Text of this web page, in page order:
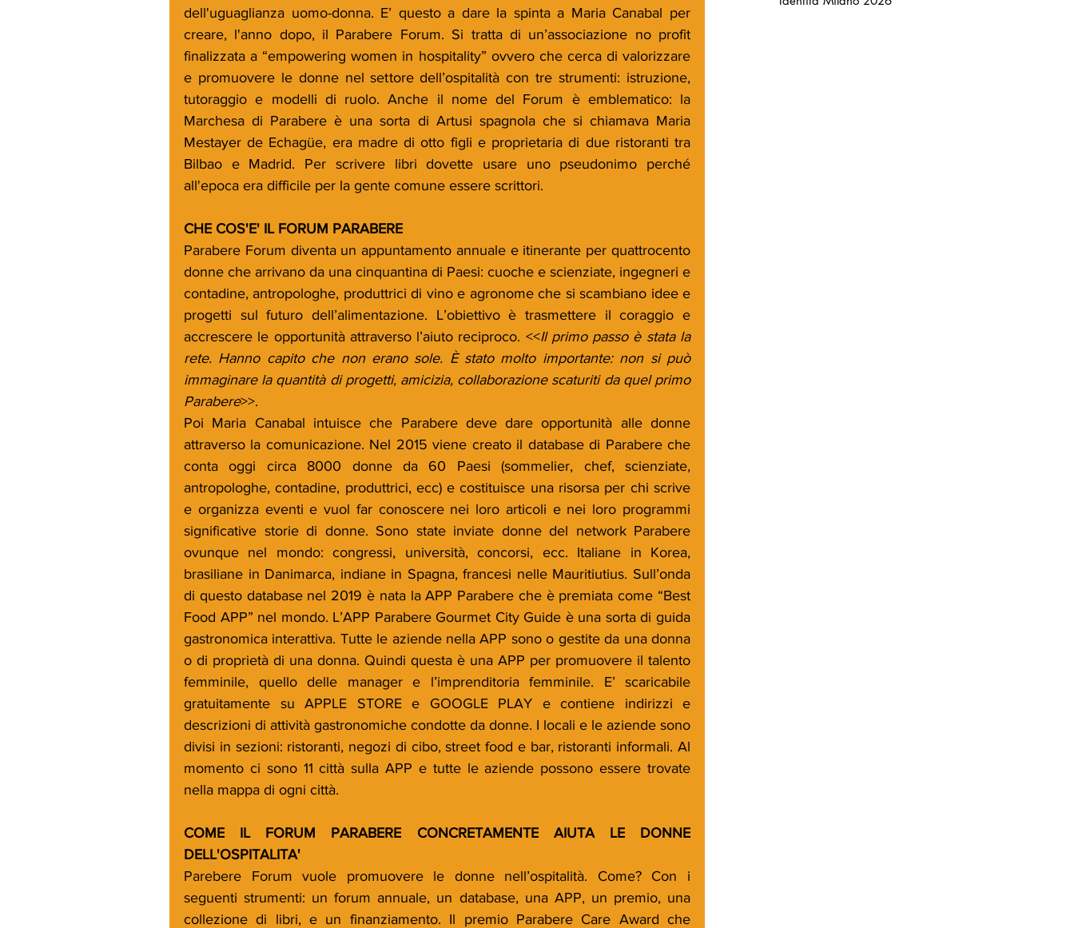
dell'uguaglianza uomo-donna. E’ questo a dare la spinta a Maria Canabal per
creare, l'anno dopo, il Parabere Forum. Si tratta di un’associazione no profit
finalizzata a “empowering women in hospitality” ovvero che cerca di valorizzare
e promuovere le donne nel settore dell’ospitalità con tre strumenti: istruzione,
tutoraggio e modelli di ruolo. Anche il nome del Forum è emblematico: la
Marchesa di Parabere è una sorta di Artusi spagnola che si chiamava Maria
Mestayer de Echagüe, era madre di otto figli e proprietaria di due ristoranti tra
Bilbao e Madrid. Per scrivere libri dovette usare uno pseudonimo perché
all'epoca era difficile per la gente comune essere scrittori.
CHE COS'E' IL FORUM PARABERE
Parabere Forum diventa un appuntamento annuale e itinerante per quattrocento
donne che arrivano da una cinquantina di Paesi: cuoche e scienziate, ingegneri e
contadine, antropologhe, produttrici di vino e agronome che si scambiano idee e
progetti sul futuro dell’alimentazione. L’obiettivo è trasmettere il coraggio e
accrescere le opportunità attraverso l’aiuto reciproco. <<Il primo passo è stata la
rete. Hanno capito che non erano sole. È stato molto importante: non si può
immaginare la quantità di progetti, amicizia, collaborazione scaturiti da quel primo
Parabere>>.
Poi Maria Canabal intuisce che Parabere deve dare opportunità alle donne
attraverso la comunicazione. Nel 2015 viene creato il database di Parabere che
conta oggi circa 8000 donne da 60 Paesi (sommelier, chef, scienziate,
antropologhe, contadine, produttrici, ecc) e costituisce una risorsa per chi scrive
e organizza eventi e vuol far conoscere nei loro articoli e nei loro programmi
significative storie di donne. Sono state inviate donne del network Parabere
ovunque nel mondo: congressi, università, concorsi, ecc. Italiane in Korea,
brasiliane in Danimarca, indiane in Spagna, francesi nelle Mauritiutius. Sull’onda
di questo database nel 2019 è nata la APP Parabere che è premiata come “Best
Food APP” nel mondo. L’APP Parabere Gourmet City Guide è una sorta di guida
gastronomica interattiva. Tutte le aziende nella APP sono o gestite da una donna
o di proprietà di una donna. Quindi questa è una APP per promuovere il talento
femminile, quello delle manager e l’imprenditoria femminile. E’ scaricabile
gratuitamente su APPLE STORE e GOOGLE PLAY e contiene indirizzi e
descrizioni di attività gastronomiche condotte da donne. I locali e le aziende sono
divisi in sezioni: ristoranti, negozi di cibo, street food e bar, ristoranti informali. Al
momento ci sono 11 città sulla APP e tutte le aziende possono essere trovate
nella mappa di ogni città.
COME IL FORUM PARABERE CONCRETAMENTE AIUTA LE DONNE
DELL'OSPITALITA'
Parebere Forum vuole promuovere le donne nell’ospitalità. Come? Con i
seguenti strumenti: un forum annuale, un database, una APP, un premio, una
collezione di libri, e un finanziamento. Il premio Parabere Care Award che